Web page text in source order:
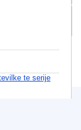
te serije